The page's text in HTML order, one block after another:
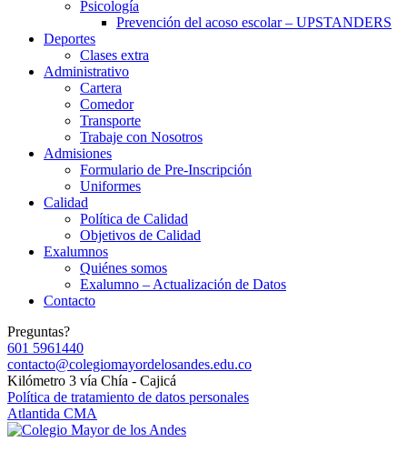
Psicología
Prevención del acoso escolar – UPSTANDERS
Deportes
Clases extra
Administrativo
Cartera
Comedor
Transporte
Trabaje con Nosotros
Admisiones
Formulario de Pre-Inscripción
Uniformes
Calidad
Política de Calidad
Objetivos de Calidad
Exalumnos
Quiénes somos
Exalumno – Actualización de Datos
Contacto
Preguntas?
601 5961440
contacto@colegiomayordelosandes.edu.co
Kilómetro 3 vía Chía - Cajicá
Política de tratamiento de datos personales
Atlantida CMA